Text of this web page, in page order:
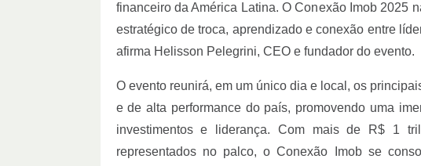
financeiro da América Latina. O Conexão Imob 2025
estratégico de troca, aprendizado e conexão entre
afirma Helisson Pelegrini, CEO e fundador do evento.
O evento reunirá, em um único dia e local, os
e de alta performance do país, promovendo uma
investimentos e liderança. Com mais de R$ 1
representados no palco, o Conexão Imob se